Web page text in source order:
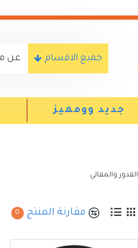
جميع الاقسام
جديد وومميز
القدور والمقالي
مقارنة المنتج 0